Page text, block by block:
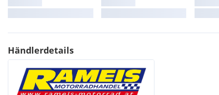
erfahrene Spedition die auf Motorradtransporte spezialisiert ist.
vorbehalten.
Dein Rameis Team
Händlerdetails